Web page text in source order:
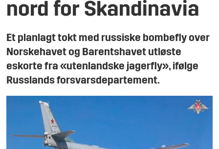
nord for Skandinavia
Et planlagt tokt med russiske bombefly over
Norskehavet og Barentshavet utløste
eskorte fra «utenlandske jagerfly», ifølge
Russlands forsvarsdepartement.